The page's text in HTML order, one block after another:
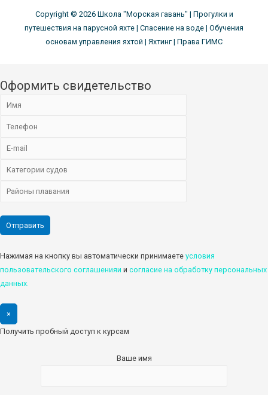
Copyright © 2026 Школа "Морская гавань" | Прогулки и
путешествия на парусной яхте | Спасение на воде | Обучения
основам управления яхтой | Яхтинг | Права ГИМС
Оформить свидетельство
Нажимая на кнопку вы автоматически принимаете условия
пользовательского соглашенияи и cогласие на обработку персональных
данных.
×
Получить пробный доступ к курсам
Ваше имя